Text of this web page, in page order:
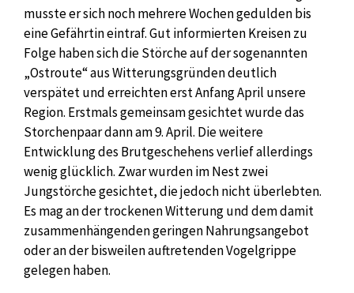
musste er sich noch mehrere Wochen gedulden bis
eine Gefährtin eintraf. Gut informierten Kreisen zu
Folge haben sich die Störche auf der sogenannten
„Ostroute“ aus Witterungsgründen deutlich
verspätet und erreichten erst Anfang April unsere
Region. Erstmals gemeinsam gesichtet wurde das
Storchenpaar dann am 9. April. Die weitere
Entwicklung des Brutgeschehens verlief allerdings
wenig glücklich. Zwar wurden im Nest zwei
Jungstörche gesichtet, die jedoch nicht überlebten.
Es mag an der trockenen Witterung und dem damit
zusammenhängenden geringen Nahrungsangebot
oder an der bisweilen auftretenden Vogelgrippe
gelegen haben.